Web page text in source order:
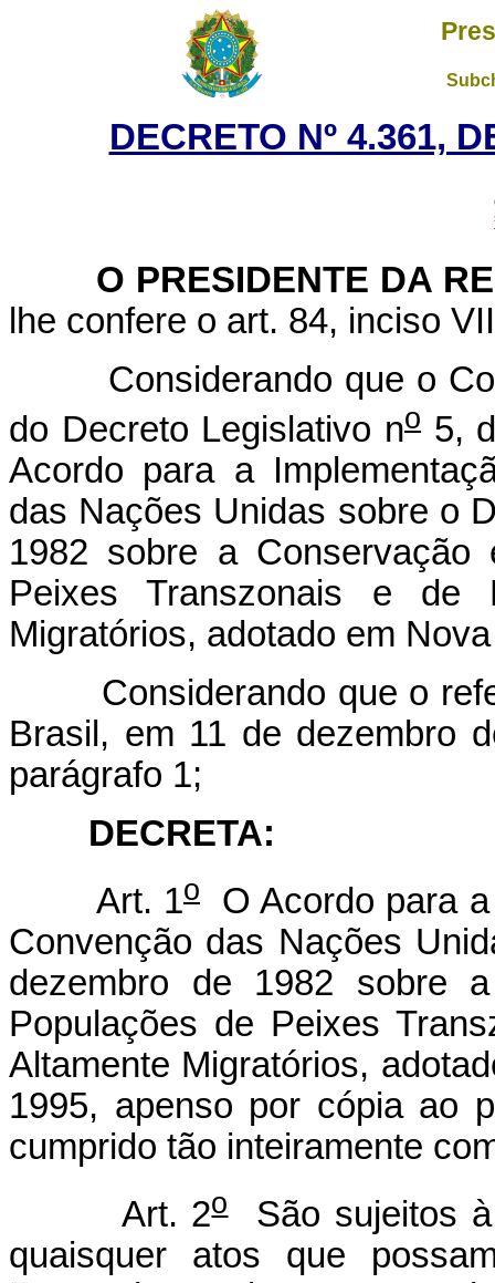
DECRETO Nº 4.361,
O PRESIDENTE DA
lhe confere o art. 84, inciso
Considerando que o
do Decreto Legislativo no 5,
Acordo para a
das Nações Unidas sobre o
1982 sobre a Conservação
Peixes Transzonais e de
Migratórios, adotado em
Considerando que o
Brasil, em 11 de dezembro
parágrafo 1;
DECRETA:
Art. 1o
O Acordo para
Convenção das Nações
dezembro de 1982 sobre
Populações de Peixes
Altamente Migratórios,
1995, apenso por cópia ao
cumprido tão inteiramente
Art. 2oSão sujeitos à
quaisquer atos que